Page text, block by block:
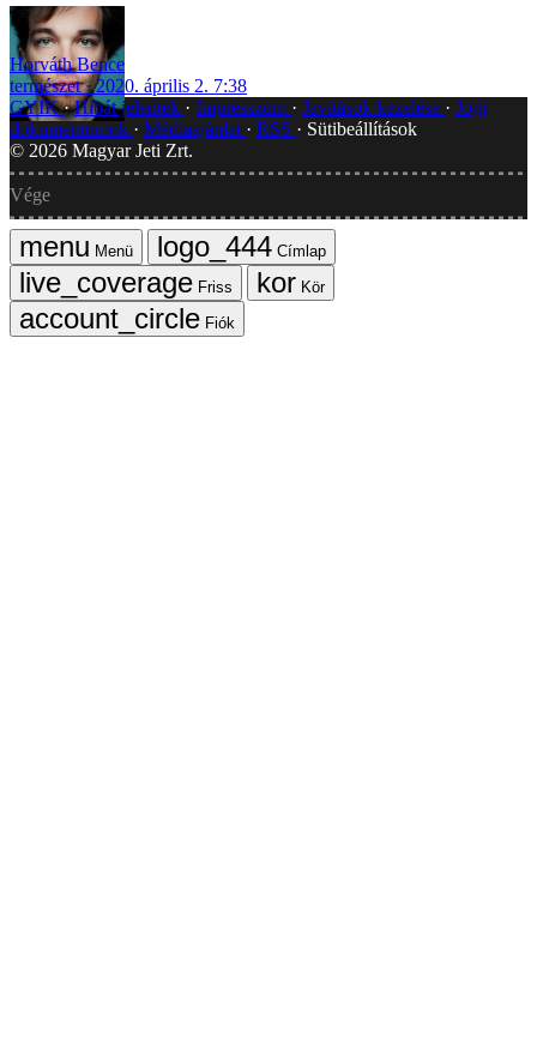
Horváth Bence
természet
2020. április 2. 7:38
GYIK Hibát jelentek Impresszum Javítások kezelése
Jogi
dokumentumok
Médiaajánlat RSS
Sütibeállítások
© 2026 Magyar Jeti Zrt.
Vége
Menü
Címlap
Friss
Kör
Fiók